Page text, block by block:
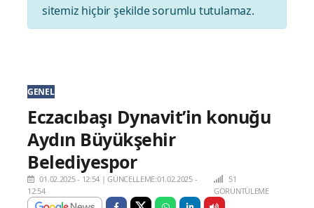
sitemiz hiçbir şekilde sorumlu tutulamaz.
GENEL
Eczacıbaşı Dynavit’in konuğu
Aydın Büyükşehir
Belediyespor
01.02.2025 - 12:54 |GÜNCELLEME:01.02.2025 -
12:54
51
GÖRÜNTÜLEME